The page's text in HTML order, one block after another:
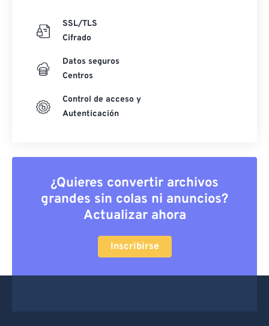
SSL/TLS
Cifrado
Datos seguros
Centros
Control de acceso y
Autenticación
¿Quieres convertir archivos
grandes sin colas ni anuncios?
Actualizar ahora
Inscribirse